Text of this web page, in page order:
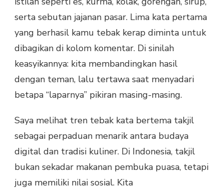
serta sebutan jajanan pasar. Lima kata pertama
yang berhasil kamu tebak kerap diminta untuk
dibagikan di kolom komentar. Di sinilah
keasyikannya: kita membandingkan hasil
dengan teman, lalu tertawa saat menyadari
betapa “laparnya” pikiran masing-masing.
Saya melihat tren tebak kata bertema takjil
sebagai perpaduan menarik antara budaya
digital dan tradisi kuliner. Di Indonesia, takjil
bukan sekadar makanan pembuka puasa, tetapi
juga memiliki nilai sosial. Kita